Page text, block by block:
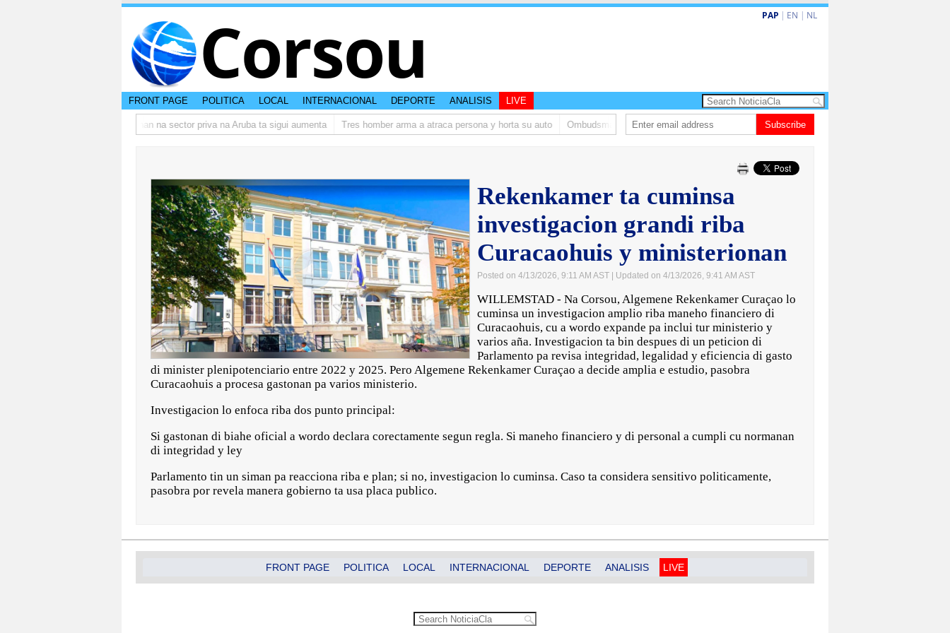
Corsou PAP | EN | NL
FRONT PAGE POLITICA LOCAL INTERNACIONAL DEPORTE ANALISIS LIVE
Prestamonan na sector priva na Aruba ta sigui aumenta Tres homber arma a atraca persona y horta su auto Ombudsman ta bishita barionan pa atende kehonan di ciudadano
Subscribe
Rekenkamer ta cuminsa
investigacion grandi riba
Curacaohuis y ministerionan
Posted on 4/13/2026, 9:11 AM AST | Updated on 4/13/2026, 9:41 AM AST
WILLEMSTAD - Na Corsou, Algemene Rekenkamer Curaçao lo
cuminsa un investigacion amplio riba maneho financiero di
Curacaohuis, cu a wordo expande pa inclui tur ministerio y
varios aña. Investigacion ta bin despues di un peticion di
Parlamento pa revisa integridad, legalidad y eficiencia di gasto
di minister plenipotenciario entre 2022 y 2025. Pero Algemene Rekenkamer Curaçao a decide amplia e estudio, pasobra
Curacaohuis a procesa gastonan pa varios ministerio.
Investigacion lo enfoca riba dos punto principal:
Si gastonan di biahe oficial a wordo declara corectamente segun regla. Si maneho financiero y di personal a cumpli cu normanan
di integridad y ley
Parlamento tin un siman pa reacciona riba e plan; si no, investigacion lo cuminsa. Caso ta considera sensitivo politicamente,
pasobra por revela manera gobierno ta usa placa publico.
FRONT PAGE POLITICA LOCAL INTERNACIONAL DEPORTE ANALISIS LIVE